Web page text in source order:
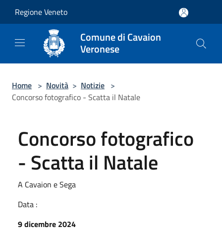
Regione Veneto
Comune di Cavaion
Veronese
Home > Novità > Notizie >
Concorso fotografico - Scatta il Natale
Concorso fotografico
- Scatta il Natale
A Cavaion e Sega
Data :
9 dicembre 2024